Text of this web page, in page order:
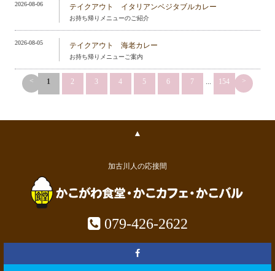
2026-08-06 テイクアウト イタリアンベジタブルカレー
お持ち帰りメニューのご紹介
2026-08-05 テイクアウト 海老カレー
お持ち帰りメニューご案内
< 1 2 3 4 5 6 7 ... 154 >
▲
加古川人の応接間
079-426-2622